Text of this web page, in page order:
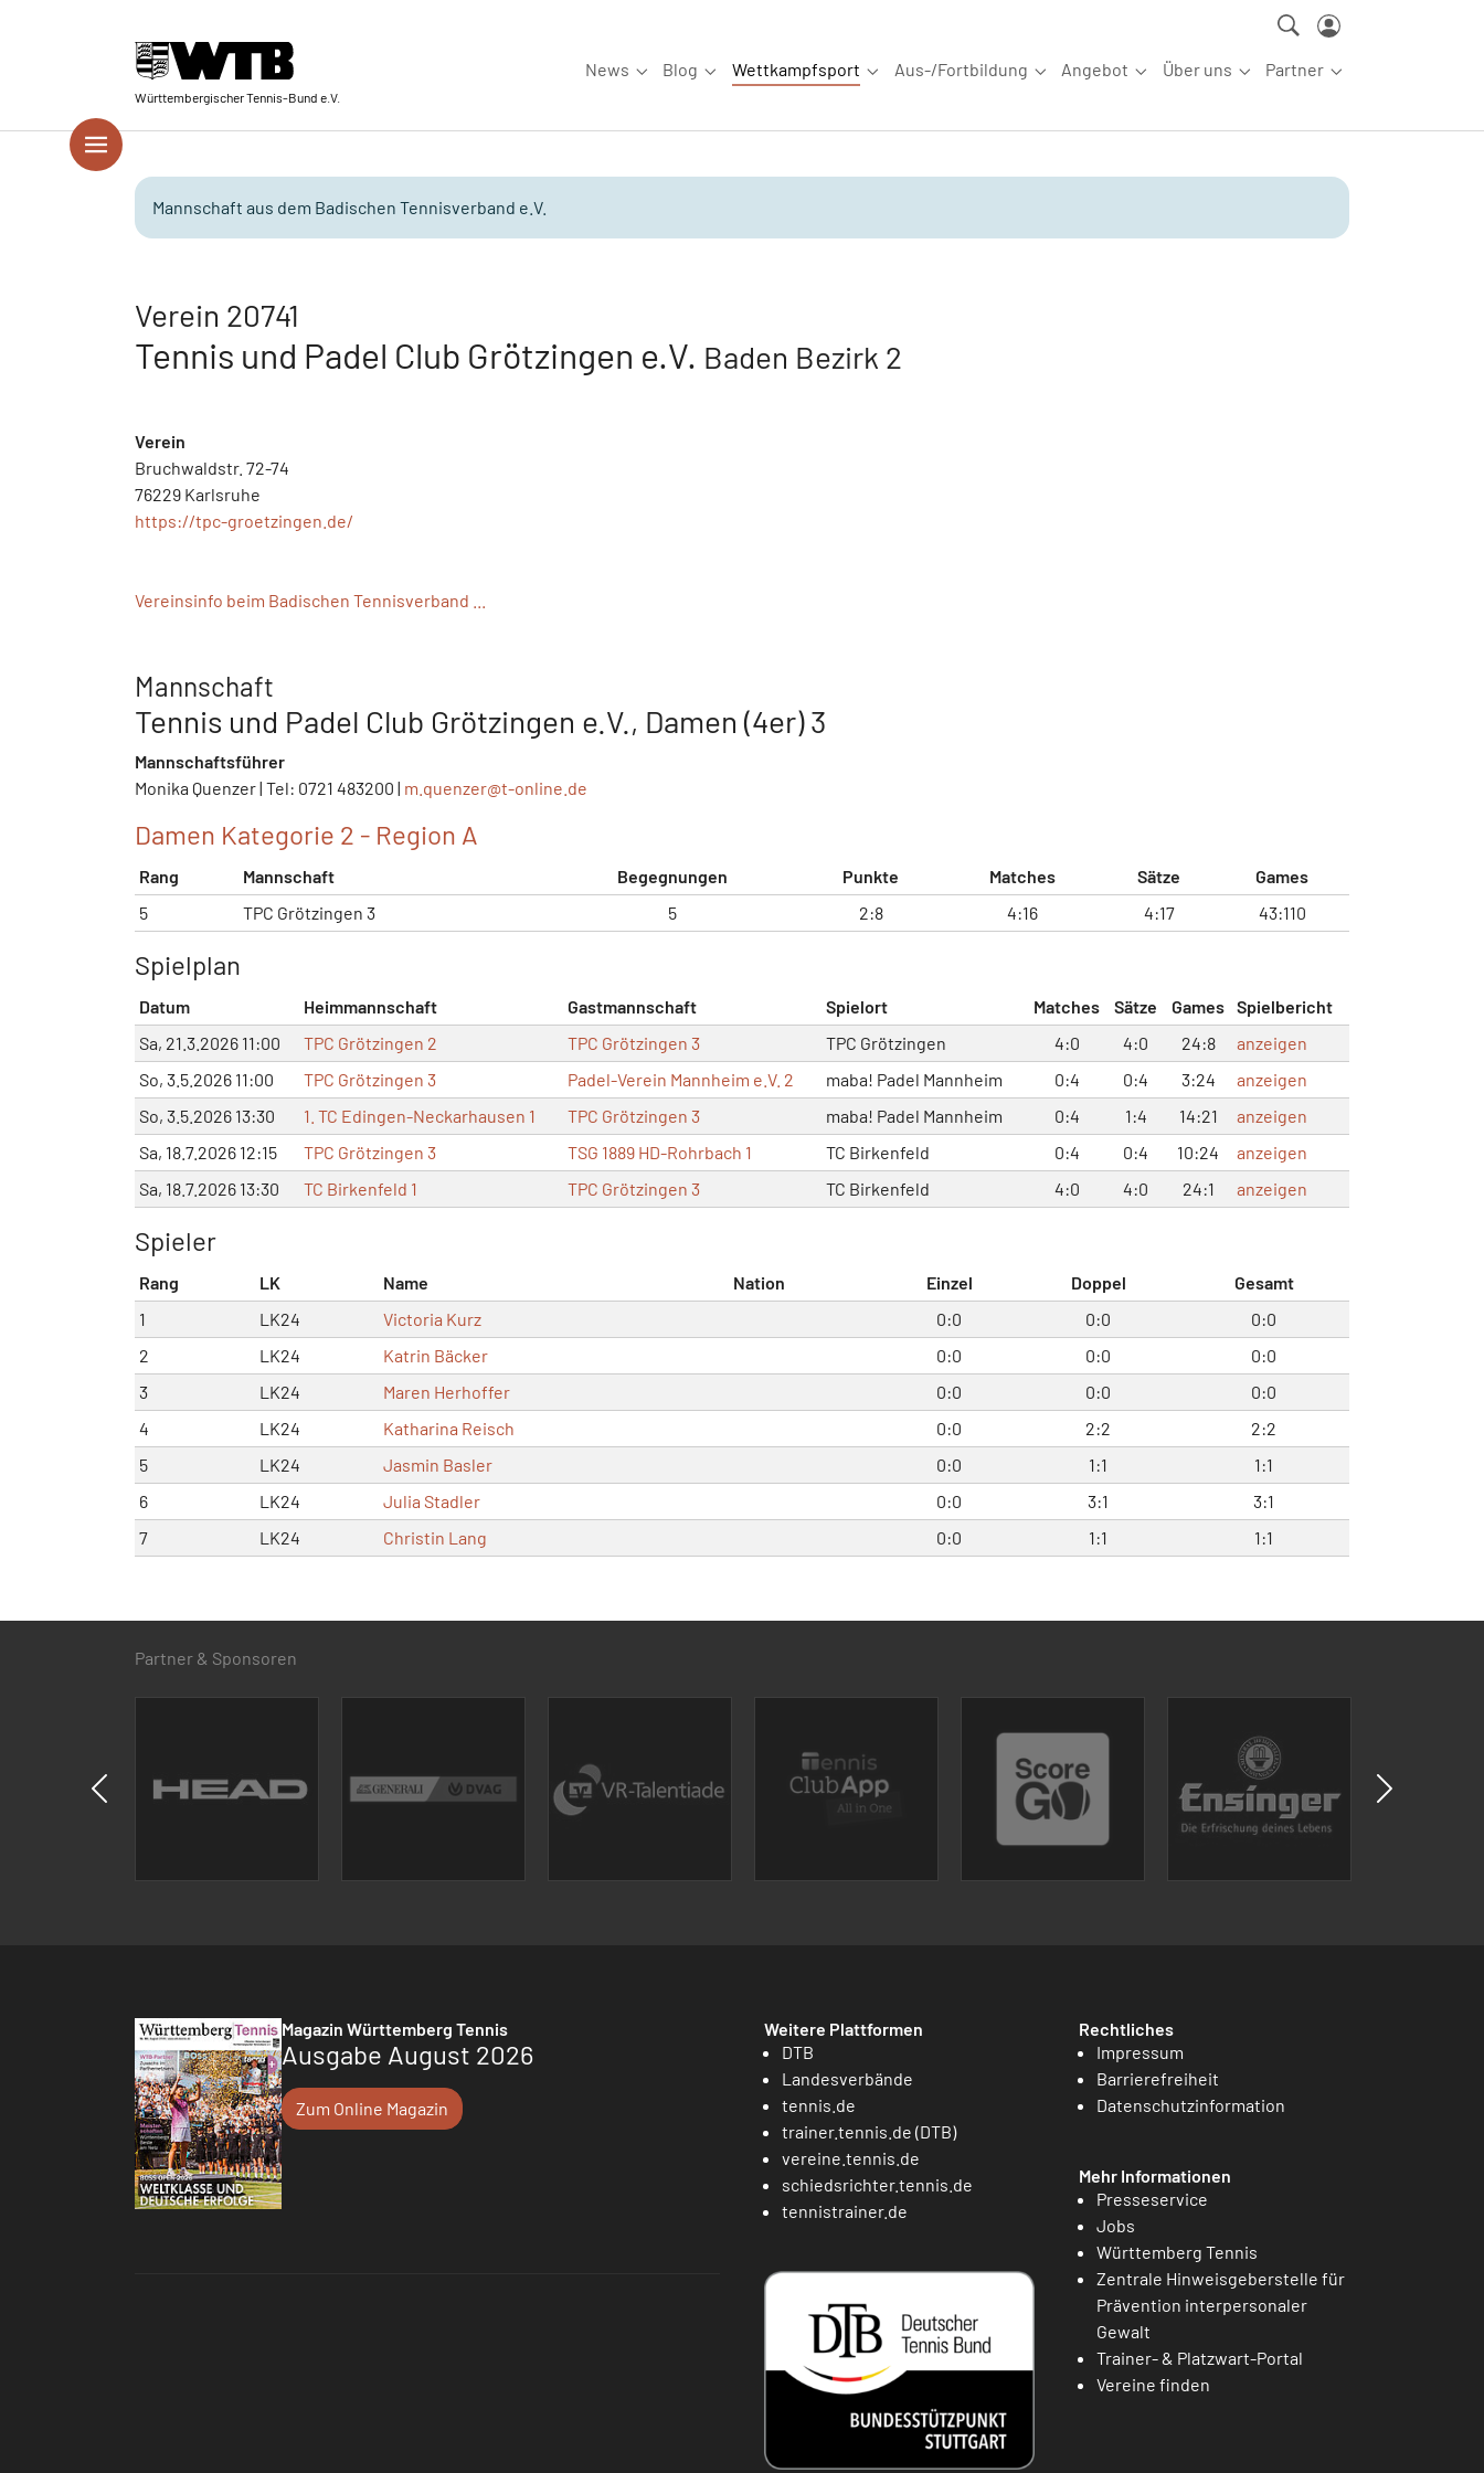
Württembergischer Tennis-Bund e.V.
News
Submenu for "News"
Blog
Submenu for "Blog"
Wettkampfsport
Submenu for "Wettkampfsport"
Aus-/Fortbildung
Submenu for "Aus-/Fortbildung"
Angebot
Submenu for "Angebot"
Über uns
Submenu for "Über uns"
Partner
Submenu for
Mannschaft aus dem Badischen Tennisverband e.V.
Verein 20741
Tennis und Padel Club Grötzingen e.V. Baden Bezirk 2
Verein
Bruchwaldstr. 72-74
76229 Karlsruhe
https://tpc-groetzingen.de/
Vereinsinfo beim Badischen Tennisverband ...
Mannschaft
Tennis und Padel Club Grötzingen e.V., Damen (4er) 3
Mannschaftsführer
Monika Quenzer | Tel: 0721 483200 | m.quenzer@t-online.de
Damen Kategorie 2 - Region A
Rang Mannschaft Begegnungen Punkte Matches Sätze
Games
5
TPC Grötzingen 3 5 2:8 4:16 4:17 43:110
Spielplan
Datum Heimmannschaft Gastmannschaft Spielort Matches Sätze Games Spielbericht
Sa, 21.3.2026 11:00
TPC Grötzingen 2 TPC Grötzingen 3 TPC Grötzingen 4:0 4:0 24:8
anzeigen
So, 3.5.2026 11:00
TPC Grötzingen 3 Padel-Verein Mannheim e.V. 2 maba! Padel Mannheim 0:4 0:4 3:24
anzeigen
So, 3.5.2026 13:30
1. TC Edingen-Neckarhausen 1 TPC Grötzingen 3 maba! Padel Mannheim 0:4 1:4 14:21
anzeigen
Sa, 18.7.2026 12:15
TPC Grötzingen 3 TSG 1889 HD-Rohrbach 1 TC Birkenfeld 0:4 0:4 10:24
anzeigen
Sa, 18.7.2026 13:30
TC Birkenfeld 1 TPC Grötzingen 3 TC Birkenfeld 4:0 4:0 24:1 anzeigen
Spieler
Rang LK Name Nation Einzel Doppel
Gesamt
1
LK24 Victoria Kurz 0:0 0:0
0:0
2
LK24 Katrin Bäcker 0:0 0:0
0:0
3
LK24 Maren Herhoffer 0:0 0:0
0:0
4
LK24 Katharina Reisch 0:0 2:2
2:2
5
LK24 Jasmin Basler 0:0 1:1
1:1
6
LK24 Julia Stadler 0:0 3:1
3:1
7
LK24 Christin Lang 0:0 1:1 1:1
Partner & Sponsoren
Magazin Württemberg Tennis
Ausgabe August 2026
Zum Online Magazin
Weitere Plattformen
DTB
Landesverbände
tennis.de
trainer.tennis.de (DTB)
vereine.tennis.de
schiedsrichter.tennis.de
tennistrainer.de
Rechtliches
Impressum
Barrierefreiheit
Datenschutzinformation
Mehr Informationen
Presseservice
Jobs
Württemberg Tennis
Zentrale Hinweisgeberstelle für
Prävention interpersonaler
Gewalt
Trainer- & Platzwart-Portal
Vereine finden